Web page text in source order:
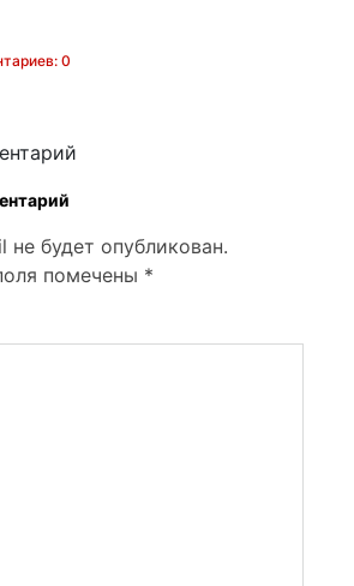
0
не будет опубликован.
помечены *